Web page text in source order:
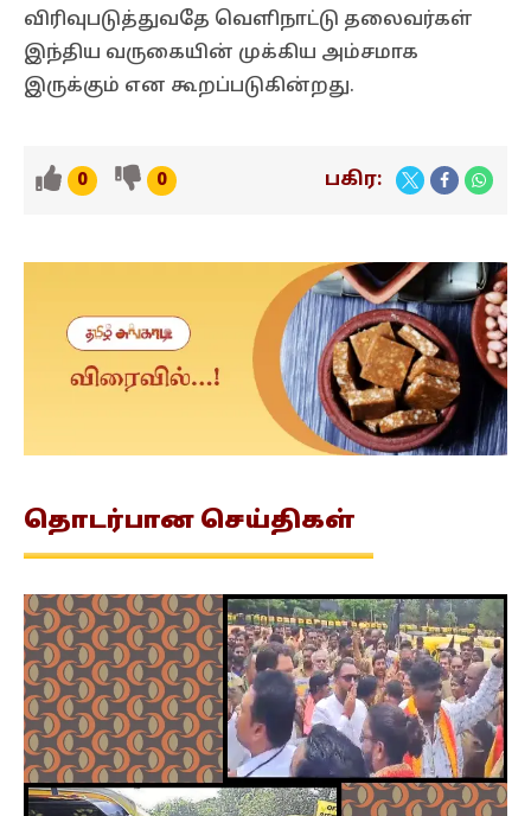
விரிவுபடுத்துவதே வெளிநாட்டு தலைவர்கள்
இந்திய வருகையின் முக்கிய அம்சமாக
இருக்கும் என கூறப்படுகின்றது.
0 0 பகிர:
தொடர்பான செய்திகள்